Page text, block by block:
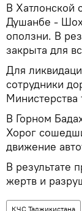
В Хатлонской
Душанбе -
оползни. В
закрыта для
Для
сотрудники
Министерства
В Горном
Хорог
движение
В результате
жертв и
КЧС Таджикистана